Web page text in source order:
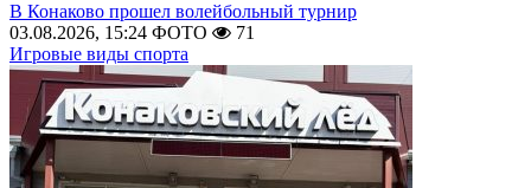
В Конаково прошел волейбольный турнир
03.08.2026, 15:24 ФОТО
71
Игровые виды спорта